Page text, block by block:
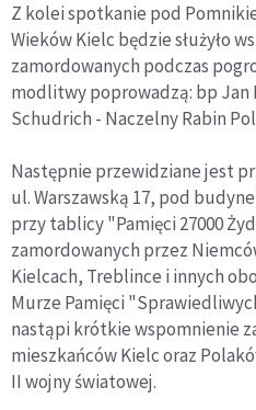
Z kolei spotkanie pod
Wieków Kielc będzie służyło
zamordowanych podczas
modlitwy poprowadzą: bp Jan
Schudrich - Naczelny Rabin
Następnie przewidziane jest
ul. Warszawską 17, pod
przy tablicy "Pamięci 27000
zamordowanych przez
Kielcach, Treblince i innych
Murze Pamięci
nastąpi krótkie wspomnienie
mieszkańców Kielc oraz
II wojny światowej.